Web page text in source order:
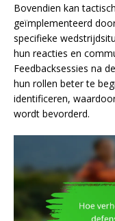
Bovendien kan
geïmplementeerd
specifieke
hun reacties en
Feedbacksessies na
hun rollen beter te
identificeren,
wordt bevorderd.